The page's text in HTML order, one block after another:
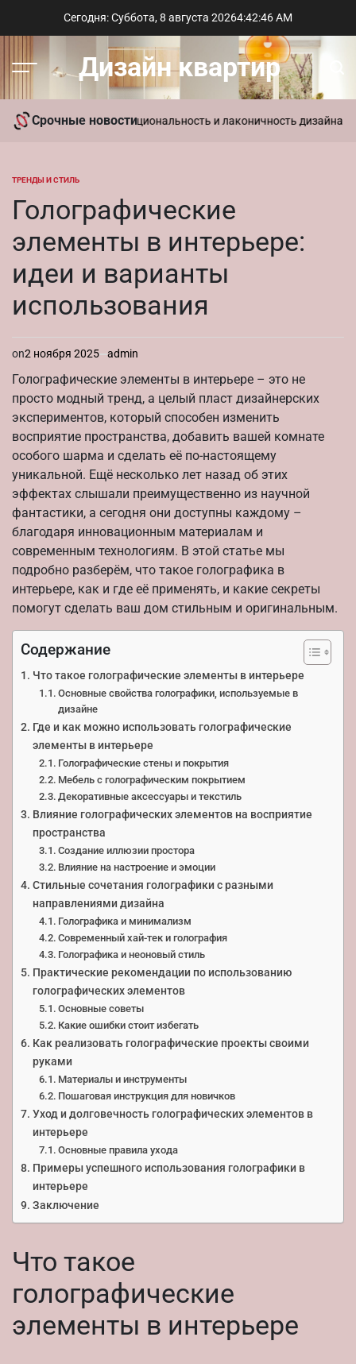
Сегодня: Суббота, 8 августа 20264:42:47AM
Меню Дизайн квартир
Срочные новости
в интерьере: функциональность и лаконичность дизайна
ОПУБЛИКОВАНО
ТРЕНДЫ И СТИЛЬ
Голографические
элементы в интерьере:
идеи и варианты
использования
on2 ноября 2025 admin
Голографические элементы в интерьере – это не
просто модный тренд, а целый пласт дизайнерских
экспериментов, который способен изменить
восприятие пространства, добавить вашей комнате
особого шарма и сделать её по-настоящему
уникальной. Ещё несколько лет назад об этих
эффектах слышали преимущественно из научной
фантастики, а сегодня они доступны каждому –
благодаря инновационным материалам и
современным технологиям. В этой статье мы
подробно разберём, что такое голографика в
интерьере, как и где её применять, и какие секреты
помогут сделать ваш дом стильным и оригинальным.
Содержание
Что такое голографические элементы в интерьере
Основные свойства голографики, используемые в
дизайне
Где и как можно использовать голографические
элементы в интерьере
Голографические стены и покрытия
Мебель с голографическим покрытием
Декоративные аксессуары и текстиль
Влияние голографических элементов на восприятие
пространства
Создание иллюзии простора
Влияние на настроение и эмоции
Стильные сочетания голографики с разными
направлениями дизайна
Голографика и минимализм
Современный хай-тек и голография
Голографика и неоновый стиль
Практические рекомендации по использованию
голографических элементов
Основные советы
Какие ошибки стоит избегать
Как реализовать голографические проекты своими
руками
Материалы и инструменты
Пошаговая инструкция для новичков
Уход и долговечность голографических элементов в
интерьере
Основные правила ухода
Примеры успешного использования голографики в
интерьере
Заключение
Что такое
голографические
элементы в интерьере